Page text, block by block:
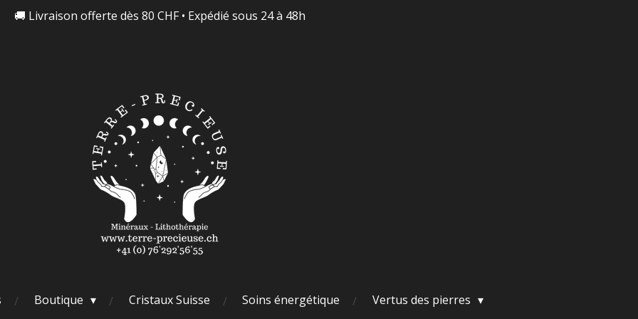
🚚 Livraison offerte dès 80 CHF • Expédié sous 24 à 48h
Boutique Cristaux Suisse Soins énergétique
Vertus des pierres